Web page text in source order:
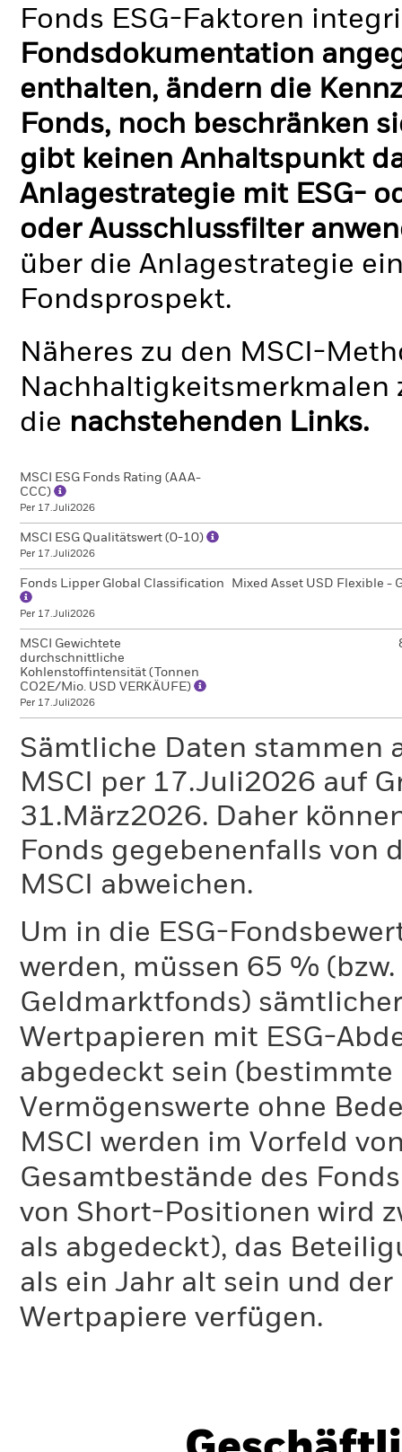
Fonds ESG-Faktoren
Fondsdokumentation
enthalten, ändern die
Fonds, noch beschränken
gibt keinen Anhaltspunkt
Anlagestrategie mit ESG-
oder Ausschlussfilter
über die Anlagestrategie
Fondsprospekt.
Näheres zu den MSCI-
Nachhaltigkeitsmerkmalen
die nachstehenden Links.
MSCI ESG Fonds Rating (AAA-
CCC)
Per 17.Juli2026
MSCI ESG Qualitätswert (0-10)
Per 17.Juli2026
Fonds Lipper Global Classification
Per 17.Juli2026
Mixed Asset USD Flexible -
MSCI Gewichtete
durchschnittliche
Kohlenstoffintensität (Tonnen
CO2E/Mio. USD VERKÄUFE)
Per 17.Juli2026
Sämtliche Daten stammen
MSCI per 17.Juli2026 auf
31.März2026. Daher
Fonds gegebenenfalls von
MSCI abweichen.
Um in die ESG-
werden, müssen 65 %
Geldmarktfonds)
Wertpapieren mit ESG-
abgedeckt sein
Vermögenswerte ohne
MSCI werden im Vorfeld
Gesamtbestände des
von Short-Positionen wird
als abgedeckt), das
als ein Jahr alt sein und
Wertpapiere verfügen.